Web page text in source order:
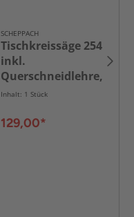
SCHEPPACH
Tischkreissäge 254
inkl.
Querschneidlehre,
Längsanschlag &
Inhalt: 1 Stück
129,00*